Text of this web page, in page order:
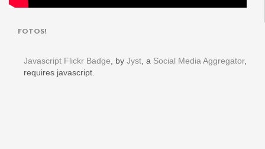
FOTOS!
Javascript Flickr Badge, by Jyst, a Social Media Aggregator,
requires javascript.